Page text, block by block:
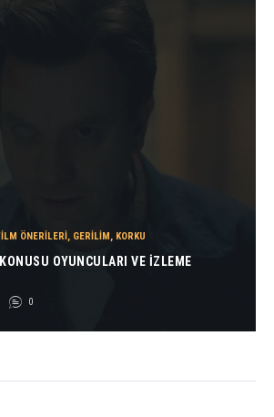
ÖNERILERI, GERILIM , KORKU
OYUNCULARI VE İZLEME
0